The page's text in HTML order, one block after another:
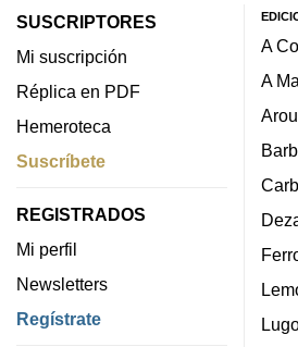
SUSCRIPTORES
Mi suscripción
Réplica en PDF
Hemeroteca
Suscríbete
REGISTRADOS
Mi perfil
Newsletters
Regístrate
A
A